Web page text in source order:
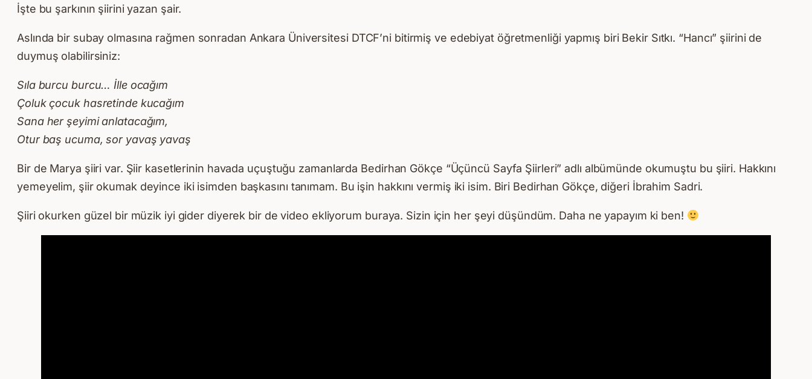
İşte bu şarkının şiirini yazan şair.
Aslında bir subay olmasına rağmen sonradan Ankara Üniversitesi DTCF’ni bitirmiş ve edebiyat öğretmenliği yapmış biri Bekir Sıtkı. “Hancı” şiirini de
duymuş olabilirsiniz:
Sıla burcu burcu… İlle ocağım
Çoluk çocuk hasretinde kucağım
Sana her şeyimi anlatacağım,
Otur baş ucuma, sor yavaş yavaş
Bir de Marya şiiri var. Şiir kasetlerinin havada uçuştuğu zamanlarda Bedirhan Gökçe “Üçüncü Sayfa Şiirleri” adlı albümünde okumuştu bu şiiri. Hakkını
yemeyelim, şiir okumak deyince iki isimden başkasını tanımam. Bu işin hakkını vermiş iki isim. Biri Bedirhan Gökçe, diğeri İbrahim Sadri.
Şiiri okurken güzel bir müzik iyi gider diyerek bir de video ekliyorum buraya. Sizin için her şeyi düşündüm. Daha ne yapayım ki ben!